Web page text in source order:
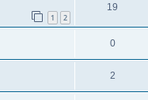
1 2
19
0
2